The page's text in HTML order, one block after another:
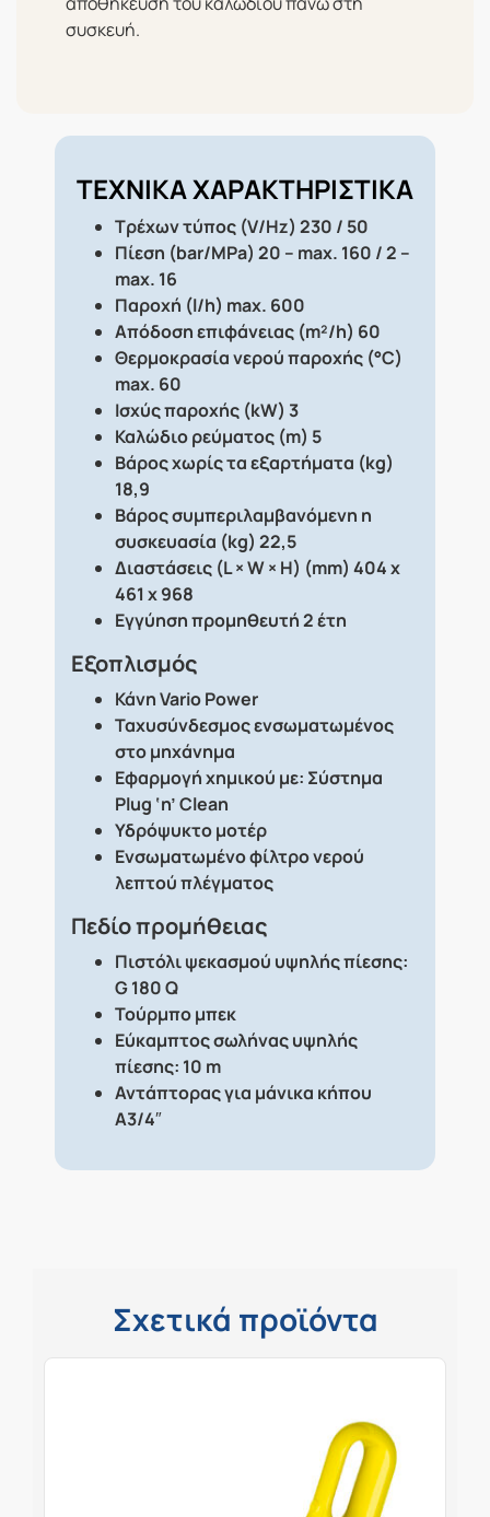
συσκευή.
ΤΕΧΝΙΚΑ ΧΑΡΑΚΤΗΡΙΣΤΙΚΑ
Τρέχων τύπος (V/Hz) 230 / 50
Πίεση (bar/MPa) 20 – max. 160 / 2 –
max. 16
Παροχή (l/h) max. 600
Απόδοση επιφάνειας (m²/h) 60
Θερμοκρασία νερού παροχής (°C)
max. 60
Ισχύς παροχής (kW) 3
Καλώδιο ρεύματος (m) 5
Βάρος χωρίς τα εξαρτήματα (kg)
18,9
Βάρος συμπεριλαμβανόμενη η
συσκευασία (kg) 22,5
Διαστάσεις (L × W × H) (mm) 404 x
461 x 968
Εγγύηση προμηθευτή 2 έτη
Εξοπλισμός
Κάνη Vario Power
Ταχυσύνδεσμος ενσωματωμένος
στο μηχάνημα
Εφαρμογή χημικού με: Σύστημα
Plug ‘n’ Clean
Υδρόψυκτο μοτέρ
Ενσωματωμένο φίλτρο νερού
λεπτού πλέγματος
Πεδίο προμήθειας
Πιστόλι ψεκασμού υψηλής πίεσης:
G 180 Q
Τούρμπο μπεκ
Εύκαμπτος σωλήνας υψηλής
πίεσης: 10 m
Αντάπτορας για μάνικα κήπου
A3/4″
Σχετικά προϊόντα